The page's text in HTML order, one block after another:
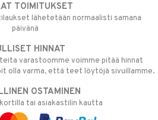
TOIMITUKSET
lähetetään normaalisti samana
päivänä
HINNAT
varastoomme voimme pitää hinnat
olla varma, että teet löytöjä sivuillamme.
OSTAMINEN
tai asiakastilin kautta